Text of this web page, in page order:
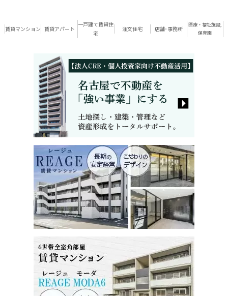
賃貸マンション 賃貸アパート
一戸建て賃貸住
宅
注文住宅 店舗･事務所
医療・福祉施設,
保育園